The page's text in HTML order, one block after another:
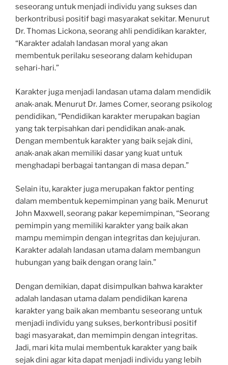
seseorang untuk menjadi individu yang sukses dan
berkontribusi positif bagi masyarakat sekitar. Menurut
Dr. Thomas Lickona, seorang ahli pendidikan karakter,
“Karakter adalah landasan moral yang akan
membentuk perilaku seseorang dalam kehidupan
sehari-hari.”
Karakter juga menjadi landasan utama dalam mendidik
anak-anak. Menurut Dr. James Comer, seorang psikolog
pendidikan, “Pendidikan karakter merupakan bagian
yang tak terpisahkan dari pendidikan anak-anak.
Dengan membentuk karakter yang baik sejak dini,
anak-anak akan memiliki dasar yang kuat untuk
menghadapi berbagai tantangan di masa depan.”
Selain itu, karakter juga merupakan faktor penting
dalam membentuk kepemimpinan yang baik. Menurut
John Maxwell, seorang pakar kepemimpinan, “Seorang
pemimpin yang memiliki karakter yang baik akan
mampu memimpin dengan integritas dan kejujuran.
Karakter adalah landasan utama dalam membangun
hubungan yang baik dengan orang lain.”
Dengan demikian, dapat disimpulkan bahwa karakter
adalah landasan utama dalam pendidikan karena
karakter yang baik akan membantu seseorang untuk
menjadi individu yang sukses, berkontribusi positif
bagi masyarakat, dan memimpin dengan integritas.
Jadi, mari kita mulai membentuk karakter yang baik
sejak dini agar kita dapat menjadi individu yang lebih